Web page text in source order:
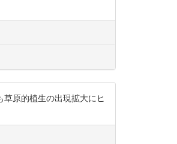
原的植生の出現拡大にヒ